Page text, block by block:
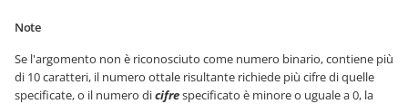
Note
Se l'argomento non è riconosciuto come numero binario, contiene più
di 10 caratteri, il numero ottale risultante richiede più cifre di quelle
specificate, o il numero dicifrespecificato è minore o uguale a 0, la